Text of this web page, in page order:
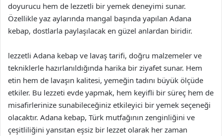
doyurucu hem de lezzetli bir yemek deneyimi sunar.
Özellikle yaz aylarında mangal başında yapılan Adana
kebap, dostlarla paylaşılacak en güzel anlardan biridir.
lezzetli Adana kebap ve lavaş tarifi, doğru malzemeler ve
tekniklerle hazırlanıldığında harika bir ziyafet sunar. Hem
etin hem de lavaşın kalitesi, yemeğin tadını büyük ölçüde
etkiler. Bu lezzeti evde yapmak, hem keyifli bir süreç hem de
misafirlerinize sunabileceğiniz etkileyici bir yemek seçeneği
olacaktır. Adana kebap, Türk mutfağının zenginliğini ve
çeşitliliğini yansıtan eşsiz bir lezzet olarak her zaman